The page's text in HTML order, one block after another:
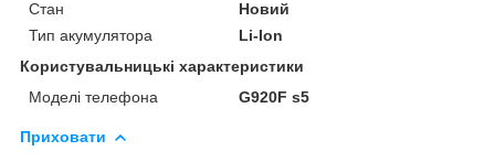
Стан
Новий
Тип акумулятора
Li-Ion
Користувальницькі характеристики
Моделі телефона
G920F s5
Приховати